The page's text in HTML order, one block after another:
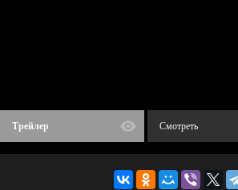
Трейлер Смотреть